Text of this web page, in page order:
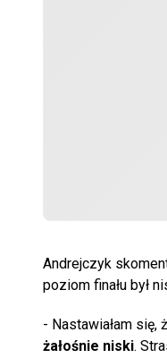
Andrejczyk
poziom finału był
- Nastawiałam się,
żałośnie niski.